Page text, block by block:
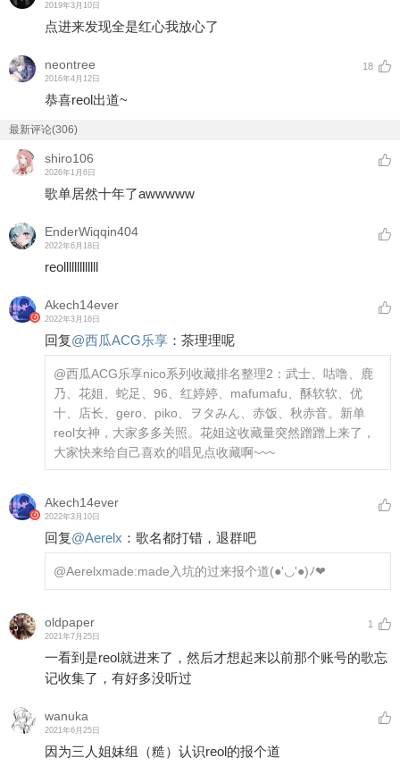
2019年3月10日
点进来发现全是红心我放心了
neontree
2016年4月12日
18
恭喜reol出道~
最新评论(306)
shiro106
2026年1月6日
歌单居然十年了awwwww
EnderWiqqin404
2022年6月18日
reolllllllllllll
Akech14ever
2022年3月16日
回复@西瓜ACG乐享 ： 茶理理呢
@西瓜ACG乐享nico系列收藏排名整理2：武士、咕噜、鹿
乃、花姐、蛇足、96、红婷婷、mafumafu、酥软软、优
十、店长、gero、piko、ヲタみん、赤饭、秋赤音。新单
reol女神，大家多多关照。花姐这收藏量突然蹭蹭上来了，
大家快来给自己喜欢的唱见点收藏啊~~~
Akech14ever
2022年3月10日
回复@Aerelx ： 歌名都打错，退群吧
@Aerelxmade:made入坑的过来报个道(●'◡'●)ﾉ❤
oldpaper
2021年7月25日
1
一看到是reol就进来了，然后才想起来以前那个账号的歌忘
记收集了，有好多没听过
wanuka
2021年6月25日
因为三人姐妹组（糙）认识reol的报个道